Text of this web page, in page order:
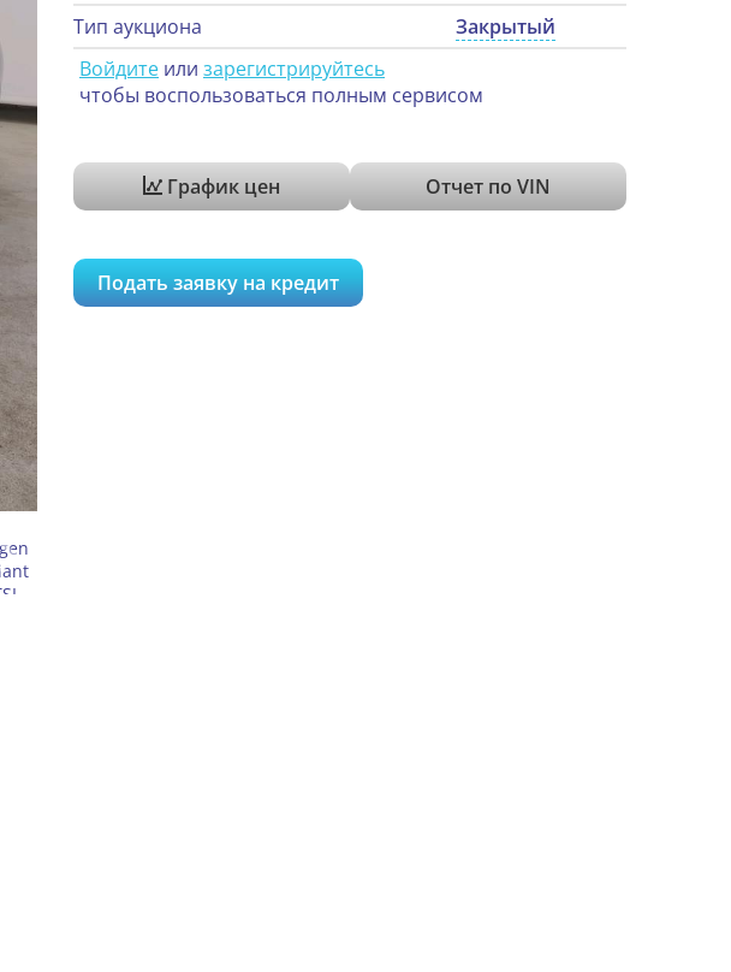
Тип аукциона
Закрытый
Войдите или зарегистрируйтесь
чтобы воспользоваться полным сервисом
График цен Отчет по VIN
Подать заявку на кредит